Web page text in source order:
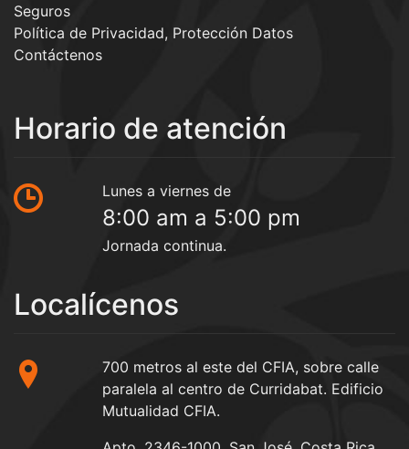
Seguros
Política de Privacidad, Protección Datos
Contáctenos
Horario de atención
Lunes a viernes de
8:00 am a 5:00 pm
Jornada continua.
Localícenos
700 metros al este del CFIA, sobre calle
paralela al centro de Curridabat. Edificio
Mutualidad CFIA.